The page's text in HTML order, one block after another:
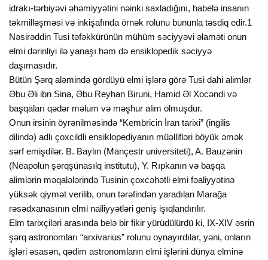
idrakı-tərbiyəvi əhəmiyyətini nəinki saxladığını, habelə insanın
təkmilləşməsi və inkişafında örnək rolunu bununla təsdiq edir.1
Nəsirəddin Tusi təfəkkürünün mühüm səciyyəvi əlaməti onun
elmi dərinliyi ilə yanaşı həm də ensiklopedik səciyyə
daşımasıdır.
Bütün Şərq aləmində gördüyü elmi işlərə görə Tusi dahi alimlər
Əbu Əli ibn Sina, Əbu Reyhan Biruni, Hamid Əl Xocəndi və
başqaları qədər məlum və məşhur alim olmuşdur.
Onun irsinin öyrənilməsində “Kembricin İran tarixi” (ingilis
dilində) adlı çoxcildli ensiklopediyanın müəllifləri böyük əmək
sərf emişdilər. B. Baylın (Mançestr universiteti), A. Bauzənin
(Neapolun şərqşünasılq institutu), Y. Rıpkanın və başqa
alimlərin məqalələrində Tusinin çoxcəhətli elmi fəaliyyətinə
yüksək qiymət verilib, onun tərəfindən yaradılan Marağa
rəsədxanasının elmi nailiyyətləri geniş işıqlandırılır.
Elm tarixçiləri arasında belə bir fikir yürüdülürdü ki, IX-XIV əsrin
şərq astronomları “arxivarius” rolunu oynayırdılar, yəni, onların
işləri əsasən, qədim astronomların elmi işlərini dünya elminə